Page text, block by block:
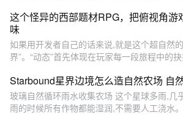
这个怪异的西部题材RPG，把俯视角游
味
如果用开发者自己的话来说,就是这个超自然
界”。“动态”首先体现在玩家每一段旅程中的
Starbound星界边境怎么造自然农场 自
玻璃自然循环雨水收集农场 这个星球多雨,几
雨的时候所有作物都能湿润,不需要人工浇水